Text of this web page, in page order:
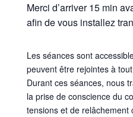
Merci d’arriver 15 min
afin de vous installez
Les séances sont
peuvent être rejointes à
Durant ces séances, nous
la prise de conscience du
tensions et de relâchement